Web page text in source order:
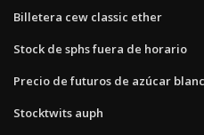
Billetera cew classic ether
Stock de sphs fuera de horario
Precio de futuros de azúcar
Stocktwits auph